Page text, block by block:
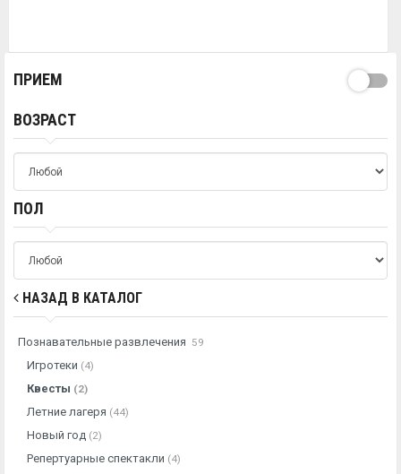
ПРИЕМ
ВОЗРАСТ
ПОЛ
НАЗАД В КАТАЛОГ
Познавательные развлечения 59
Игротеки (4)
Квесты (2)
Летние лагеря (44)
Новый год (2)
Репертуарные спектакли (4)